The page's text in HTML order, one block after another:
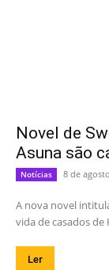
Novel de
Asuna são
Notícias 8 de
A nova novel
vida de casados de
Ler